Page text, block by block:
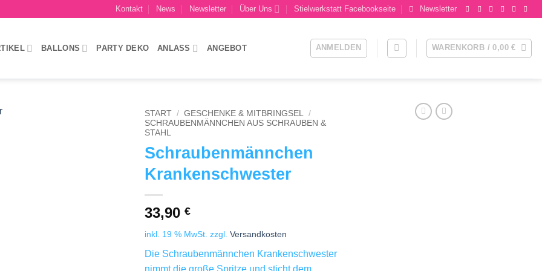
Kontakt News Newsletter Über Uns Stielwerkstatt Facebookseite Newsletter
BALLONS PARTY DEKO ANLASS ANGEBOT ANMELDEN WARENKORB /0,00€
START / GESCHENKE & MITBRINGSEL /
SCHRAUBENMÄNNCHEN AUS SCHRAUBEN &
STAHL
Schraubenmännchen
Krankenschwester
33,90 €
inkl. 19 % MwSt. zzgl. Versandkosten
Die Schraubenmännchen Krankenschwester
nimmt die große Spritze und sticht dem